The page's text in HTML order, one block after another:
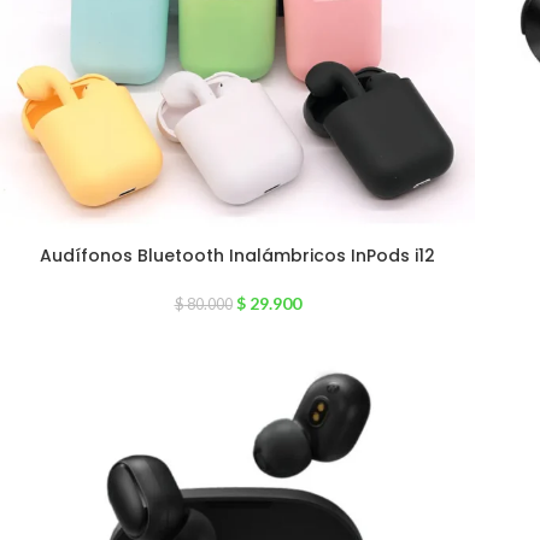
Audífonos Bluetooth Inalámbricos InPods i12
$80.000 $29.900